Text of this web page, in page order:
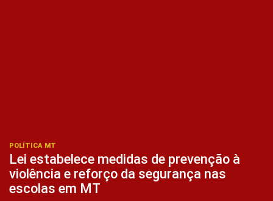
POLÍTICA MT
Lei estabelece medidas de prevenção à
violência e reforço da segurança nas
escolas em MT